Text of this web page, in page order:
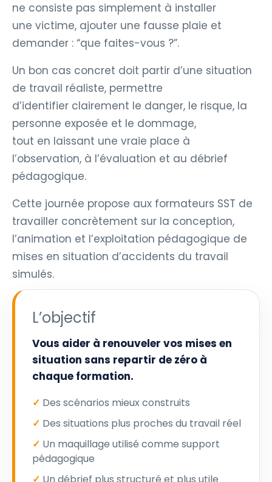
ne consiste pas simplement à installer
une victime, ajouter une fausse plaie et
demander : “que faites-vous ?”.
Un bon cas concret doit partir d’une situation
de travail réaliste, permettre
d’identifier clairement le danger, le risque, la
personne exposée et le dommage,
tout en laissant une vraie place à
l’observation, à l’évaluation et au débrief
pédagogique.
Cette journée propose aux formateurs SST de
travailler concrètement sur la conception,
l’animation et l’exploitation pédagogique de
mises en situation d’accidents du travail
simulés.
L’objectif
Vous aider à renouveler vos mises en
situation sans repartir de zéro à
chaque formation.
✓ Des scénarios mieux construits
✓ Des situations plus proches du travail réel
✓ Un maquillage utilisé comme support
pédagogique